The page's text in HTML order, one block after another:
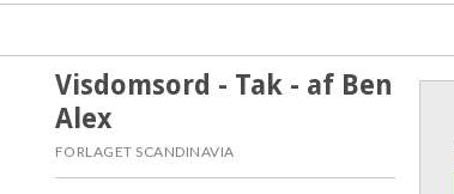
Visdomsord - Tak - af Ben
Alex
FORLAGET SCANDINAVIA